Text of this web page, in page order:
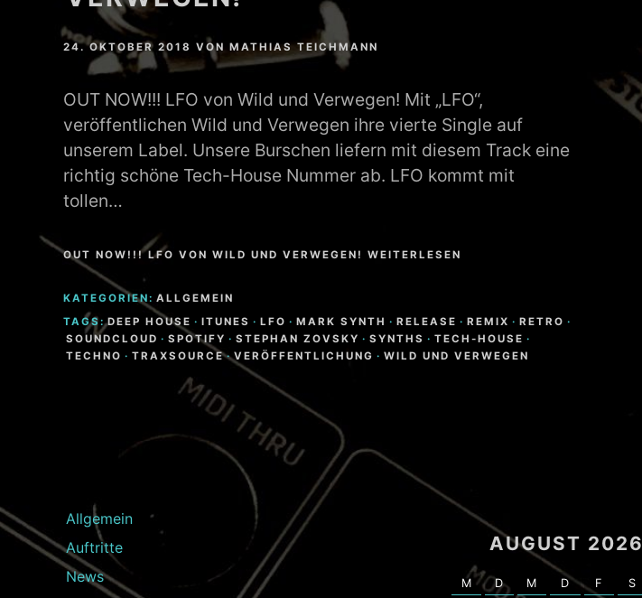
DREA PERLON
TOM LA MER
24. OKTOBER 2018 VONMATHIAS TEICHMANN
OUT NOW!!! LFO von Wild und Verwegen! Mit „LFO“,
veröffentlichen Wild und Verwegen ihre vierte Single auf
unserem Label. Unsere Burschen liefern mit diesem Track eine
richtig schöne Tech-House Nummer ab. LFO kommt mit
tollen…
OUT NOW!!! LFO VON WILD UND VERWEGEN! WEITERLESEN
KATEGORIEN: ALLGEMEIN
TAGS: DEEP HOUSE · ITUNES · LFO · MARK SYNTH · RELEASE · REMIX · RETRO ·
SOUNDCLOUD · SPOTIFY · STEPHAN ZOVSKY · SYNTHS · TECH-HOUSE ·
TECHNO · TRAXSOURCE · VERÖFFENTLICHUNG · WILD UND VERWEGEN
Allgemein
Auftritte
News
AUGUST 2026
M D M D F S